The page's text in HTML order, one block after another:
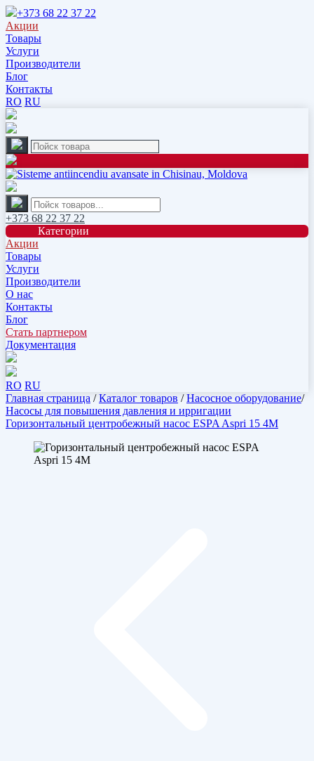
+373 68 22 37 22
Акции
Товары
Услуги
Производители
Блог
Контакты
RO RU
+373 68 22 37 22
Категории
Акции
Товары
Услуги
Производители
О нас
Контакты
Блог
Стать партнером
Документация
RO RU
Главная страница / Каталог товаров / Насосное оборудование/
Насосы для повышения давления и ирригации
Горизонтальный центробежный насос ESPA Aspri 15 4M